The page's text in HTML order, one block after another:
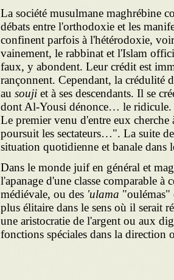
La société musulmane maghrébine
débats entre l'orthodoxie et les
confinent parfois à l'hétérodoxie,
vainement, le rabbinat et l'Islam
faux, y abondent. Leur crédit est
rançonnent. Cependant, la crédulité
au souji et à ses descendants. Il se
dont Al-Yousi dénonce… le ridicule.
Le premier venu d'entre eux cherche
poursuit les sectateurs…". La suite
situation quotidienne et banale dans
Dans le monde juif en général et
l'apanage d'une classe comparable à
médiévale, ou des 'ulama "oulémas"
plus élitaire dans le sens où il serait
une aristocratie de l'argent ou aux
fonctions spéciales dans la direction